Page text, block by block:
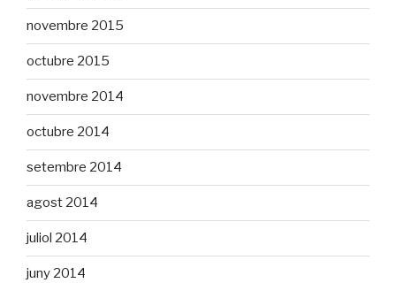
novembre 2015
octubre 2015
novembre 2014
octubre 2014
setembre 2014
agost 2014
juliol 2014
juny 2014